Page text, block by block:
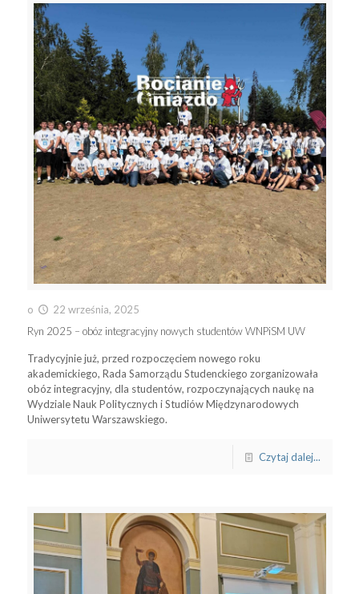
o
22 września, 2025
Ryn 2025 – obóz integracyjny nowych studentów WNPiSM UW
Tradycyjnie już, przed rozpoczęciem nowego roku
akademickiego, Rada Samorządu Studenckiego zorganizowała
obóz integracyjny, dla studentów, rozpoczynających naukę na
Wydziale Nauk Politycznych i Studiów Międzynarodowych
Uniwersytetu Warszawskiego.
Czytaj dalej...